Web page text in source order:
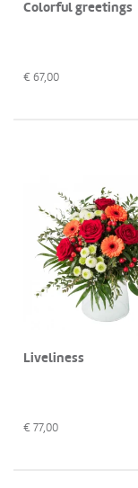
Colorful greetings
€ 67,00
Liveliness
€ 77,00